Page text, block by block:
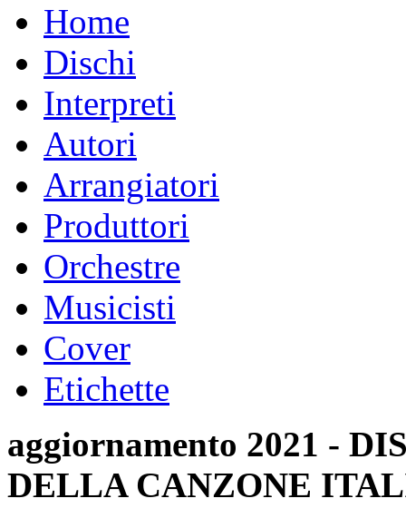
Home
Dischi
Interpreti
Autori
Arrangiatori
Produttori
Orchestre
Musicisti
Cover
Etichette
aggiornamento 2021 -
DELLA CANZONE